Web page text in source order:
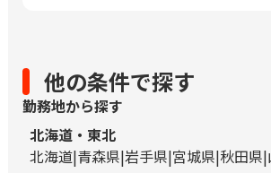
他の条件で探す
勤務地から探す
北海道・東北
北海道 青森県 岩手県 宮城県 秋田県